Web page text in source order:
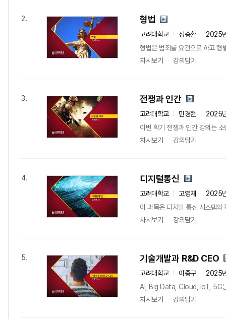
2. 형법
고려대학교 정승환
2025
형법은 범죄를 요건으로 하고 형
차시보기
강의담기
3. 전쟁과 인간
고려대학교 민경현
2025
이번 학기 전쟁과 인간 강의는
차시보기
강의담기
4. 디지털통신
고려대학교 고영채
2025
이 과목은 디지털 통신 시스템
차시보기
강의담기
5. 기술개발과 R&D CEO
고려대학교 이종구
2025
AI, Big Data, Cloud, IoT, 5G등
차시보기
강의담기